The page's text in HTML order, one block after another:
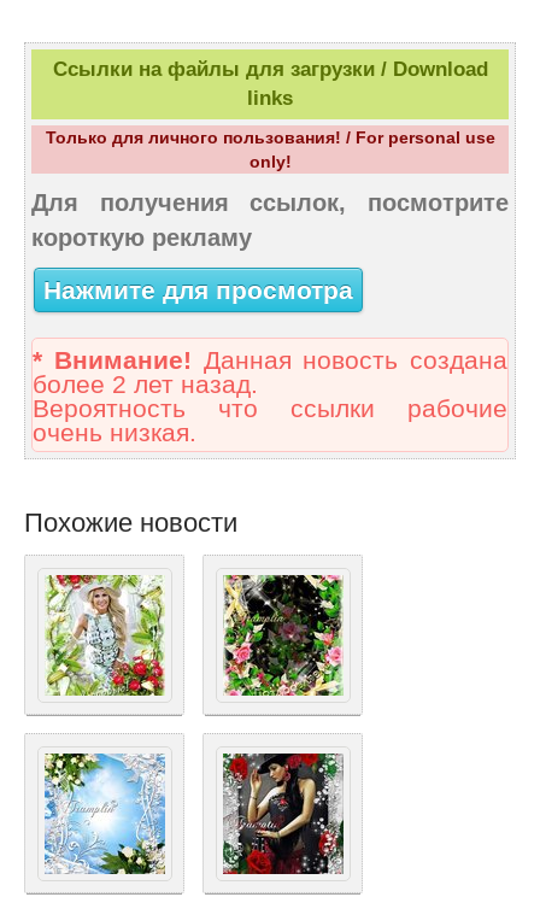
Ссылки на файлы для загрузки / Download
links
Только для личного пользования! / For personal use
only!
Для получения ссылок, посмотрите
короткую рекламу
Нажмите для просмотра
* Внимание! Данная новость создана
более 2 лет назад.
Вероятность что ссылки рабочие
очень низкая.
Похожие новости